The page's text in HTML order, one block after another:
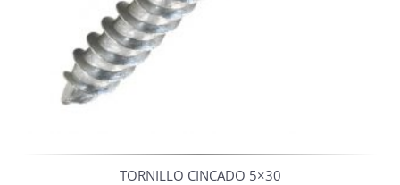
TORNILLO CINCADO 5×30